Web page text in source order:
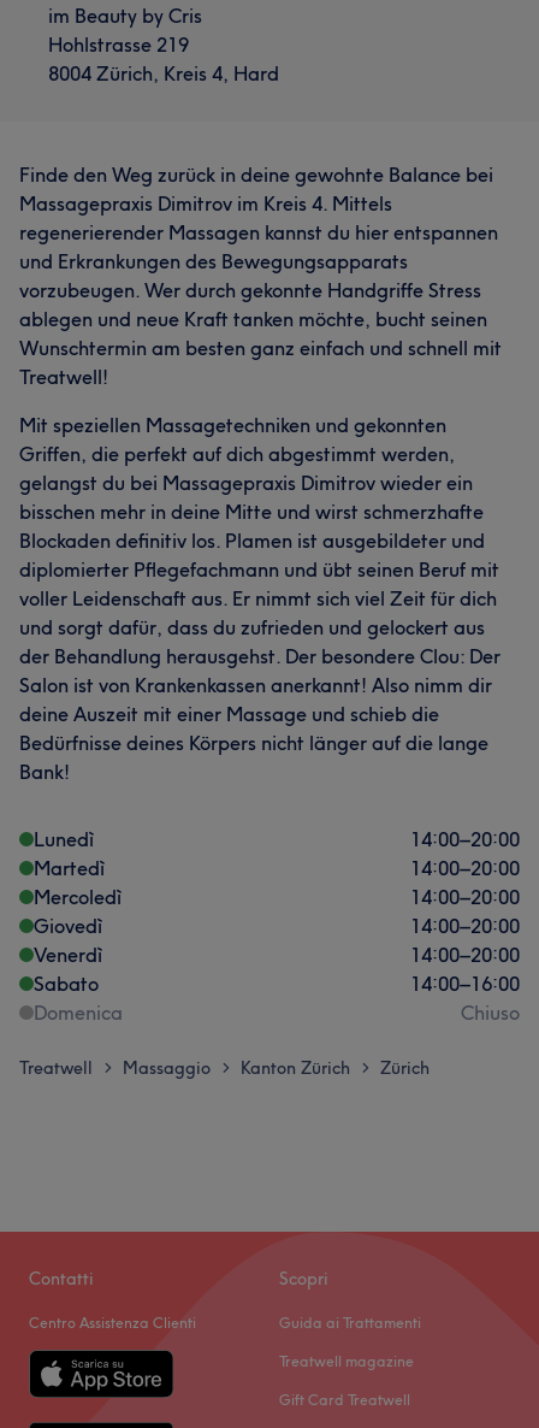
im Beauty by Cris
Hohlstrasse 219
8004 Zürich, Kreis 4, Hard
Finde den Weg zurück in deine gewohnte Balance bei
Massagepraxis Dimitrov im Kreis 4. Mittels
regenerierender Massagen kannst du hier entspannen
und Erkrankungen des Bewegungsapparats
vorzubeugen. Wer durch gekonnte Handgriffe Stress
ablegen und neue Kraft tanken möchte, bucht seinen
Wunschtermin am besten ganz einfach und schnell mit
Treatwell!
Mit speziellen Massagetechniken und gekonnten
Griffen, die perfekt auf dich abgestimmt werden,
gelangst du bei Massagepraxis Dimitrov wieder ein
bisschen mehr in deine Mitte und wirst schmerzhafte
Blockaden definitiv los. Plamen ist ausgebildeter und
diplomierter Pflegefachmann und übt seinen Beruf mit
voller Leidenschaft aus. Er nimmt sich viel Zeit für dich
und sorgt dafür, dass du zufrieden und gelockert aus
der Behandlung herausgehst. Der besondere Clou: Der
Salon ist von Krankenkassen anerkannt! Also nimm dir
deine Auszeit mit einer Massage und schieb die
Bedürfnisse deines Körpers nicht länger auf die lange
Bank!
Lunedì 14:00–20:00
Martedì
14:00–20:00
Mercoledì
14:00–20:00
Giovedì
14:00–20:00
Venerdì
14:00–20:00
Sabato
14:00–16:00
Domenica
Chiuso
Treatwell > Massaggio > Kanton Zürich > Zürich
Contatti
Centro Assistenza Clienti
Scopri
Guida ai Trattamenti
Treatwell magazine
Gift Card Treatwell